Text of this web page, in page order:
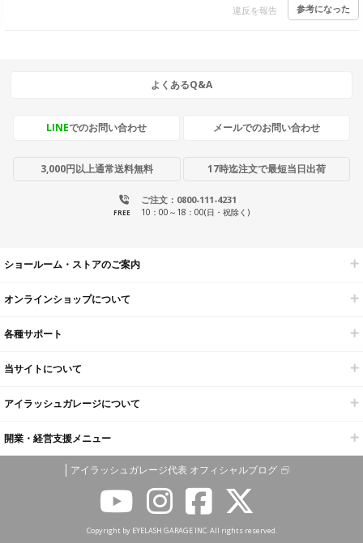
違反を報告 参考になった
よくあるQ&A
LINEでのお問い合わせ メールでのお問い合わせ
3,000円以上通常送料無料 17時迄注文で最短当日出荷
ご注文：0800-111-4231
FREE 10：00～18：00(日・祝除く)
ショールーム・ストアのご案内
オンラインショップについて
各種サポート
当サイトについて
アイラッシュガレージについて
開業・経営支援メニュー
アイラッシュガレージ代表 オフィシャルブログ
Copyright by EYELASH GARAGE INC. All rights reserved.